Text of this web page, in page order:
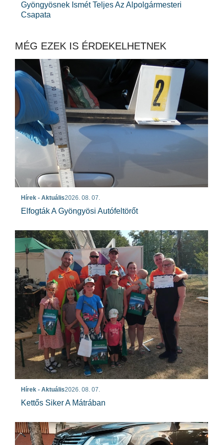
Gyöngyösnek Ismét Teljes Az Alpolgármesteri
Csapata
MÉG EZEK IS ÉRDEKELHETNEK
Hírek - Aktuális2026. 08. 07.
Elfogták A Gyöngyösi Autófeltörőt
Hírek - Aktuális2026. 08. 07.
Kettős Siker A Mátrában